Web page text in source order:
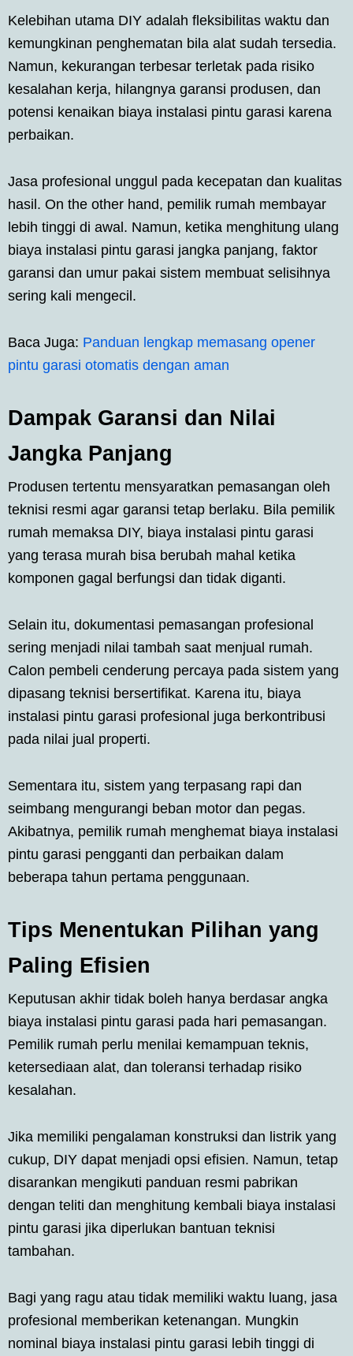
Kelebihan utama DIY adalah fleksibilitas waktu dan
kemungkinan penghematan bila alat sudah tersedia.
Namun, kekurangan terbesar terletak pada risiko
kesalahan kerja, hilangnya garansi produsen, dan
potensi kenaikan biaya instalasi pintu garasi karena
perbaikan.
Jasa profesional unggul pada kecepatan dan kualitas
hasil. On the other hand, pemilik rumah membayar
lebih tinggi di awal. Namun, ketika menghitung ulang
biaya instalasi pintu garasi jangka panjang, faktor
garansi dan umur pakai sistem membuat selisihnya
sering kali mengecil.
Baca Juga: Panduan lengkap memasang opener
pintu garasi otomatis dengan aman
Dampak Garansi dan Nilai
Jangka Panjang
Produsen tertentu mensyaratkan pemasangan oleh
teknisi resmi agar garansi tetap berlaku. Bila pemilik
rumah memaksa DIY, biaya instalasi pintu garasi
yang terasa murah bisa berubah mahal ketika
komponen gagal berfungsi dan tidak diganti.
Selain itu, dokumentasi pemasangan profesional
sering menjadi nilai tambah saat menjual rumah.
Calon pembeli cenderung percaya pada sistem yang
dipasang teknisi bersertifikat. Karena itu, biaya
instalasi pintu garasi profesional juga berkontribusi
pada nilai jual properti.
Sementara itu, sistem yang terpasang rapi dan
seimbang mengurangi beban motor dan pegas.
Akibatnya, pemilik rumah menghemat biaya instalasi
pintu garasi pengganti dan perbaikan dalam
beberapa tahun pertama penggunaan.
Tips Menentukan Pilihan yang
Paling Efisien
Keputusan akhir tidak boleh hanya berdasar angka
biaya instalasi pintu garasi pada hari pemasangan.
Pemilik rumah perlu menilai kemampuan teknis,
ketersediaan alat, dan toleransi terhadap risiko
kesalahan.
Jika memiliki pengalaman konstruksi dan listrik yang
cukup, DIY dapat menjadi opsi efisien. Namun, tetap
disarankan mengikuti panduan resmi pabrikan
dengan teliti dan menghitung kembali biaya instalasi
pintu garasi jika diperlukan bantuan teknisi
tambahan.
Bagi yang ragu atau tidak memiliki waktu luang, jasa
profesional memberikan ketenangan. Mungkin
nominal biaya instalasi pintu garasi lebih tinggi di